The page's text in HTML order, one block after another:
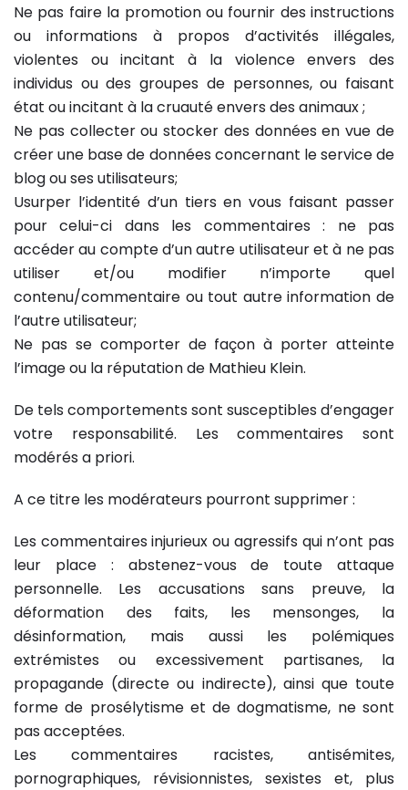
Ne pas faire la promotion ou fournir des instructions
ou informations à propos d’activités illégales,
violentes ou incitant à la violence envers des
individus ou des groupes de personnes, ou faisant
état ou incitant à la cruauté envers des animaux ;
Ne pas collecter ou stocker des données en vue de
créer une base de données concernant le service de
blog ou ses utilisateurs;
Usurper l’identité d’un tiers en vous faisant passer
pour celui-ci dans les commentaires : ne pas
accéder au compte d’un autre utilisateur et à ne pas
utiliser et/ou modifier n’importe quel
contenu/commentaire ou tout autre information de
l’autre utilisateur;
Ne pas se comporter de façon à porter atteinte
l’image ou la réputation de Mathieu Klein.
De tels comportements sont susceptibles d’engager
votre responsabilité. Les commentaires sont
modérés a priori.
A ce titre les modérateurs pourront supprimer :
Les commentaires injurieux ou agressifs qui n’ont pas
leur place : abstenez-vous de toute attaque
personnelle. Les accusations sans preuve, la
déformation des faits, les mensonges, la
désinformation, mais aussi les polémiques
extrémistes ou excessivement partisanes, la
propagande (directe ou indirecte), ainsi que toute
forme de prosélytisme et de dogmatisme, ne sont
pas acceptées.
Les commentaires racistes, antisémites,
pornographiques, révisionnistes, sexistes et, plus